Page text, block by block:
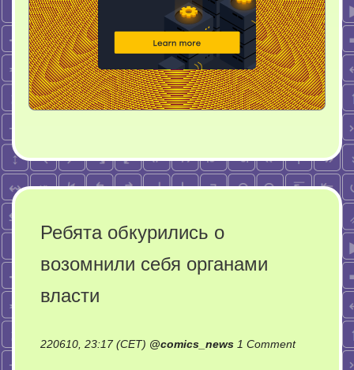
Ребята обкурились о
возомнили себя органами
власти
220610, 23:17 (CET) @comics_news 1 Commenton